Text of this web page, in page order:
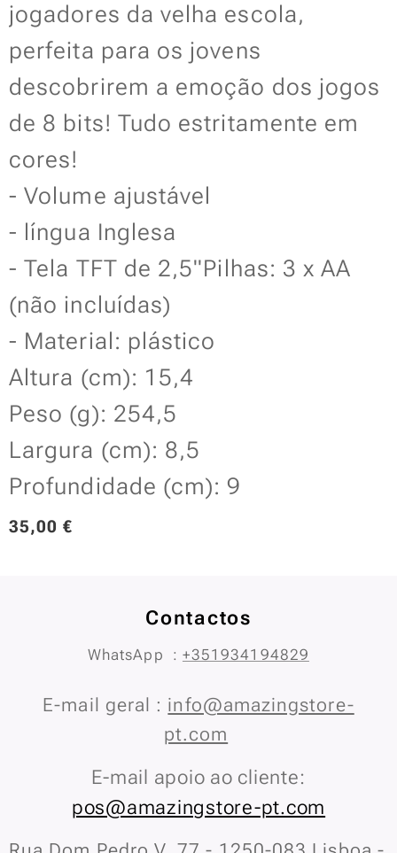
jogadores da velha escola,
perfeita para os jovens
descobrirem a emoção dos jogos
de 8 bits! Tudo estritamente em
cores!
- Volume ajustável
- língua Inglesa
- Tela TFT de 2,5''Pilhas: 3 x AA
(não incluídas)
- Material: plástico
Altura (cm): 15,4
Peso (g): 254,5
Largura (cm): 8,5
Profundidade (cm): 9
35,00 €
Contactos
WhatsApp : +351934194829
E-mail geral : info@amazingstore-
pt.com
E-mail apoio ao cliente:
pos@amazingstore-pt.com